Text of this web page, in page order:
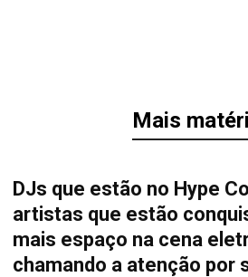
Mais
DJs que estão no Hype
artistas que estão
mais espaço na cena
chamando a atenção por